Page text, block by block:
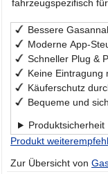
fahrzeugspezifisch
Bessere
Moderne App-
Schneller Plug &
Keine Eintragung
Käuferschutz
Bequeme und
Produktsicherheit
Produkt
Zur Übersicht von